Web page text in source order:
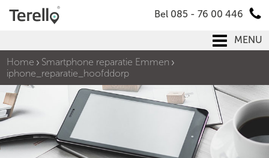
Bel 085 - 76 00 446
MENU
Home
Smartphone reparatie Emmen
iphone_reparatie_hoofddorp